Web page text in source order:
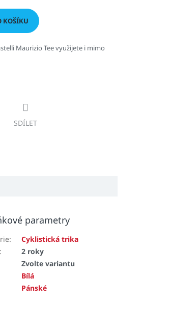
KOŠÍKU
Maurizio Tee využijete i mimo
SDÍLET
parametry
:
Cyklistická trika
:
2 roky
Zvolte variantu
Bílá
Pánské